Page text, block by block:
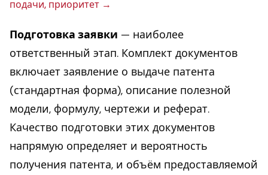
подачи, при­о­ри­тет
Подготовка заявки — наиболее
ответственный этап. Комплект документов
включает заявление о выдаче патента
(стандартная форма), описание полезной
модели, формулу, чертежи и реферат.
Качество подготовки этих документов
напрямую определяет и вероятность
получения патента, и объём предоставляемой